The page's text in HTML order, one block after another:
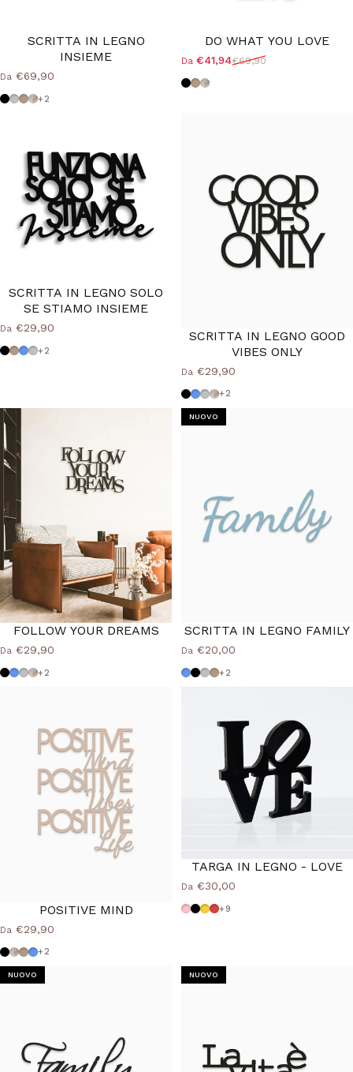
SCRITTA IN LEGNO
INSIEME
Da €69,90
Nero
Grigio Medio
Tortora
Shabby
+2
40%
DO WHAT YOU LOVE
Prezzo scontato
Da €41,94
Prezzo di listino
€69,90
Nero
Tortora
Shabby
SCRITTA IN LEGNO SOLO
SE STIAMO INSIEME
Da €29,90
Nero
Tortora
Azzurro Polvere
Grigio Medio
+2
SCRITTA IN LEGNO GOOD
VIBES ONLY
Da €29,90
Nero
Azzurro Polvere
Grigio Medio
Shabby
+2
FOLLOW YOUR DREAMS
Da €29,90
Nero
Azzurro Polvere
Grigio Medio
Shabby
+2
NUOVO
SCRITTA IN LEGNO FAMILY
Da €20,00
Azzurro Polvere
Nero
Grigio Medio
Tortora
+2
POSITIVE MIND
Da €29,90
Nero
Shabby
Tortora
Azzurro Polvere
+2
TARGA IN LEGNO - LOVE
Da €30,00
Rosa
Nero
Giallo
Rosso
+9
NUOVO NUOVO